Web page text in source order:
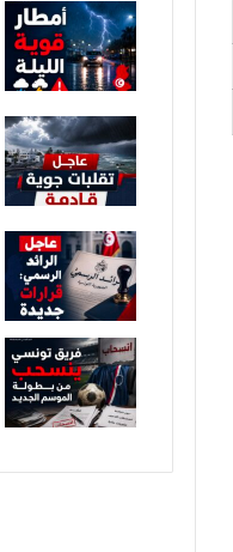
ا
ل
ت
ف
ا
ص
ي
ل